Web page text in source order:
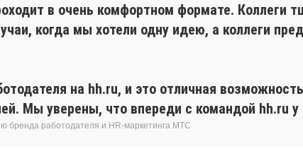
в очень комфортном формате. Коллеги
когда мы хотели одну идею, а коллеги
на hh.ru, и это отличная
Мы уверены, что впереди с командой hh.ru
бренда работодателя и HR-маркетинга МТС